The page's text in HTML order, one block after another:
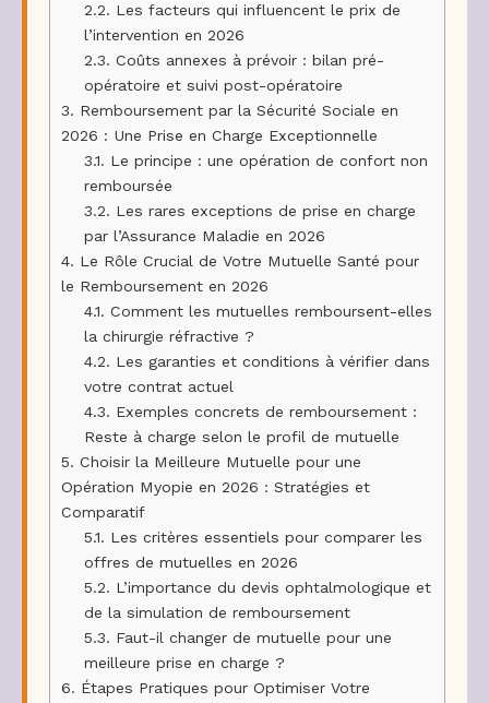
2.2. Les facteurs qui influencent le prix de
l’intervention en 2026
2.3. Coûts annexes à prévoir : bilan pré-
opératoire et suivi post-opératoire
3. Remboursement par la Sécurité Sociale en
2026 : Une Prise en Charge Exceptionnelle
3.1. Le principe : une opération de confort non
remboursée
3.2. Les rares exceptions de prise en charge
par l’Assurance Maladie en 2026
4. Le Rôle Crucial de Votre Mutuelle Santé pour
le Remboursement en 2026
4.1. Comment les mutuelles remboursent-elles
la chirurgie réfractive ?
4.2. Les garanties et conditions à vérifier dans
votre contrat actuel
4.3. Exemples concrets de remboursement :
Reste à charge selon le profil de mutuelle
5. Choisir la Meilleure Mutuelle pour une
Opération Myopie en 2026 : Stratégies et
Comparatif
5.1. Les critères essentiels pour comparer les
offres de mutuelles en 2026
5.2. L’importance du devis ophtalmologique et
de la simulation de remboursement
5.3. Faut-il changer de mutuelle pour une
meilleure prise en charge ?
6. Étapes Pratiques pour Optimiser Votre